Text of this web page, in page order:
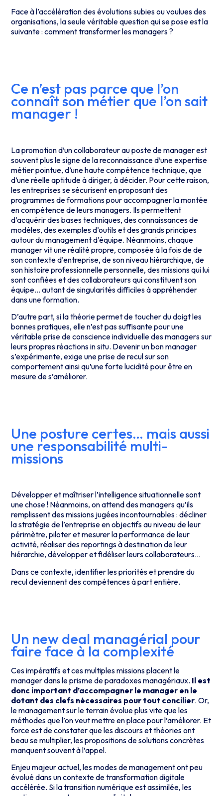
Face à l’accélération des évolutions subies ou voulues des
organisations, la seule véritable question qui se pose est la
suivante : comment transformer les managers ?
Ce n’est pas parce que l’on
connaît son métier que l’on sait
manager !
La promotion d’un collaborateur au poste de manager est
souvent plus le signe de la reconnaissance d’une expertise
métier pointue, d’une haute compétence technique, que
d’une réelle aptitude à diriger, à décider. Pour cette raison,
les entreprises se sécurisent en proposant des
programmes de formations pour accompagner la montée
en compétence de leurs managers. Ils permettent
d’acquérir des bases techniques, des connaissances de
modèles, des exemples d’outils et des grands principes
autour du management d’équipe. Néanmoins, chaque
manager vit une réalité propre, composée à la fois de de
son contexte d’entreprise, de son niveau hiérarchique, de
son histoire professionnelle personnelle, des missions qui lui
sont confiées et des collaborateurs qui constituent son
équipe… autant de singularités difficiles à appréhender
dans une formation.
D’autre part, si la théorie permet de toucher du doigt les
bonnes pratiques, elle n’est pas suffisante pour une
véritable prise de conscience individuelle des managers sur
leurs propres réactions in situ. Devenir un bon manager
s’expérimente, exige une prise de recul sur son
comportement ainsi qu’une forte lucidité pour être en
mesure de s’améliorer.
Une posture certes… mais aussi
une responsabilité multi-
missions
Développer et maîtriser l’intelligence situationnelle sont
une chose ! Néanmoins, on attend des managers qu’ils
remplissent des missions jugées incontournables : décliner
la stratégie de l’entreprise en objectifs au niveau de leur
périmètre, piloter et mesurer la performance de leur
activité, réaliser des reportings à destination de leur
hiérarchie, développer et fidéliser leurs collaborateurs…
Dans ce contexte, identifier les priorités et prendre du
recul deviennent des compétences à part entière.
Un new deal managérial pour
faire face à la complexité
Ces impératifs et ces multiples missions placent le
manager dans le prisme de paradoxes managériaux. Il est
donc important d’accompagner le manager en le
dotant des clefs nécessaires pour tout concilier. Or,
le management sur le terrain évolue plus vite que les
méthodes que l’on veut mettre en place pour l’améliorer. Et
force est de constater que les discours et théories ont
beau se multiplier, les propositions de solutions concrètes
manquent souvent à l’appel.
Enjeu majeur actuel, les modes de management ont peu
évolué dans un contexte de transformation digitale
accélérée. Si la transition numérique est assimilée, les